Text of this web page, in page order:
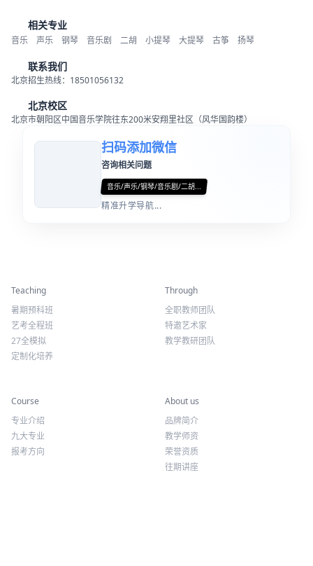
相关专业
音乐 声乐 钢琴 音乐剧 二胡 小提琴 大提琴 古筝 扬琴
联系我们
北京招生热线：18501056132
北京校区
北京市朝阳区中国音乐学院往东200米安翔里社区（风华国韵楼）
扫码添加微信
咨询相关问题
音乐/声乐/钢琴/音乐剧/二胡...
精准升学导航...
Teaching
暑期预科班
艺考全程班
27全模拟
定制化培养
Through
全职教师团队
特邀艺术家
教学教研团队
Course
专业介绍
九大专业
报考方向
About us
品牌简介
教学师资
荣誉资质
往期讲座